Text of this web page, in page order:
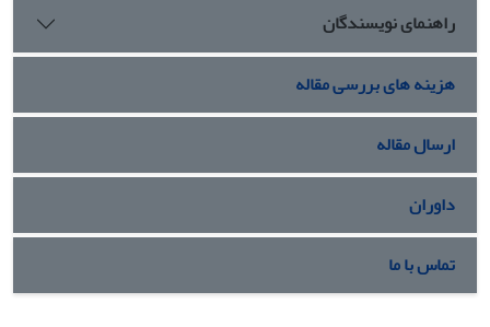
راهنمای نویسندگان
هزینه های بررسی مقاله
ارسال مقاله
داوران
تماس با ما